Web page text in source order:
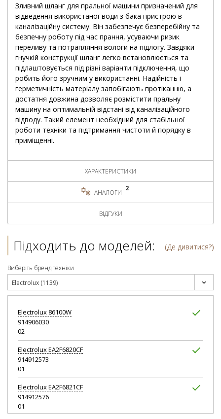
Зливний шланг для пральної машини призначений для
відведення використаної води з бака пристрою в
каналізаційну систему. Він забезпечує безперебійну та
безпечну роботу під час прання, усуваючи ризик
переливу та потрапляння вологи на підлогу. Завдяки
гнучкій конструкції шланг легко встановлюється та
підлаштовується під різні варіанти підключення, що
робить його зручним у використанні. Надійність і
герметичність матеріалу запобігають протіканню, а
достатня довжина дозволяє розмістити пральну
машину на оптимальній відстані від каналізаційного
відводу. Такий елемент необхідний для стабільної
роботи техніки та підтримання чистоти й порядку в
приміщенні.
ХАРАКТЕРИСТИКИ
АНАЛОГИ
2
ВІДГУКИ
Підходить до моделей: (Де дивитися?)
Виберіть бренд техніки
Electrolux (1139)
Electrolux 86100W
914906030
02
ElectroluxEA2F6820CF
914912573
01
ElectroluxEA2F6821CF
914912576
01